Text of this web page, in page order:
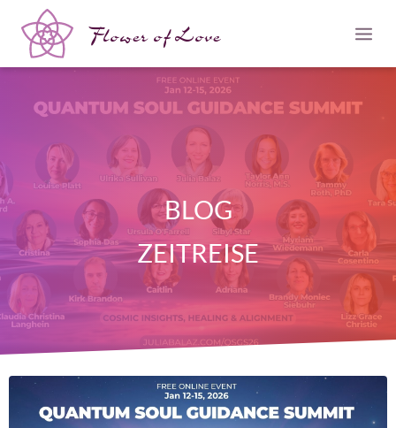
Flower of Love
BLOG
ZEITREISE